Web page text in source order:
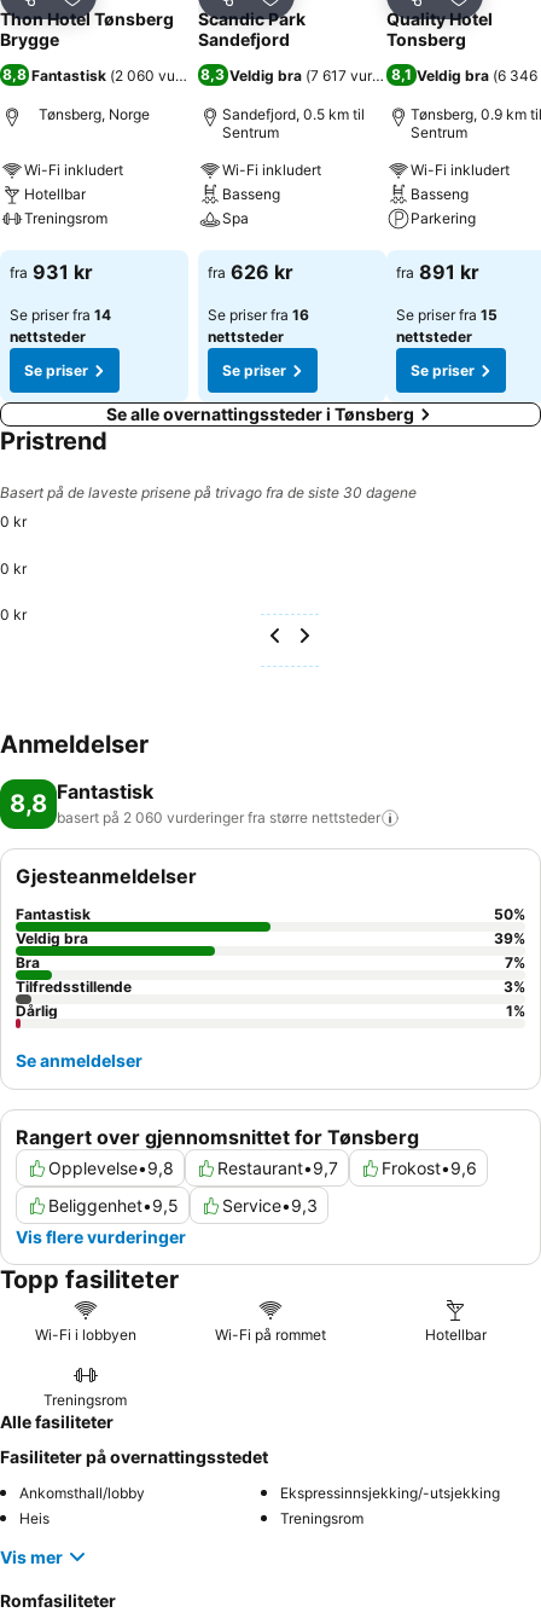
Del Legg til i favoritter
Thon Hotel Tønsberg
Brygge
8,8 Fantastisk (2 060 vurderinger)
Tønsberg, Norge
Wi-Fi inkludert
Hotellbar
Treningsrom
Se priser
fra 931 kr
Se priser fra 14
nettsteder
Se priser
Del Legg til i favoritter
Scandic Park
Sandefjord
8,3 Veldig bra (7 617 vurderinger)
Sandefjord, 0.5 km til
Sentrum
Wi-Fi inkludert
Basseng
Spa
Se priser
fra 626 kr
Se priser fra 16
nettsteder
Se priser
Del Legg til
Quality Hotel
Tonsberg
8,1 Veldig bra (6 346
Tønsberg, 0.9 km til
Sentrum
Wi-Fi inkludert
Basseng
Parkering
Se priser
fra 891 kr
Se priser fra 15
nettsteder
Se priser
Se alle overnattingssteder i Tønsberg
Pristrend
Basert på de laveste prisene på trivago fra de siste 30 dagene
0 kr
0 kr
0 kr
Anmeldelser
8,8 Fantastisk
basert på 2 060 vurderinger fra større nettsteder
Rangert over gjennomsnittet for Tønsberg
Opplevelse•9,8 Restaurant•9,7 Frokost•9,6
Beliggenhet•9,5 Service•9,3
Vis flere vurderinger
Gjesteanmeldelser
Fantastisk 50%
Veldig bra
39%
Bra
7%
Tilfredsstillende
3%
Dårlig
1%
Se anmeldelser
Topp fasiliteter
Wi-Fi i lobbyen Wi-Fi på rommet Hotellbar
Treningsrom
Alle fasiliteter
Fasiliteter på overnattingsstedet
Ankomsthall/lobby
Ekspressinnsjekking/-utsjekking
Heis
Treningsrom
Vis mer
Romfasiliteter